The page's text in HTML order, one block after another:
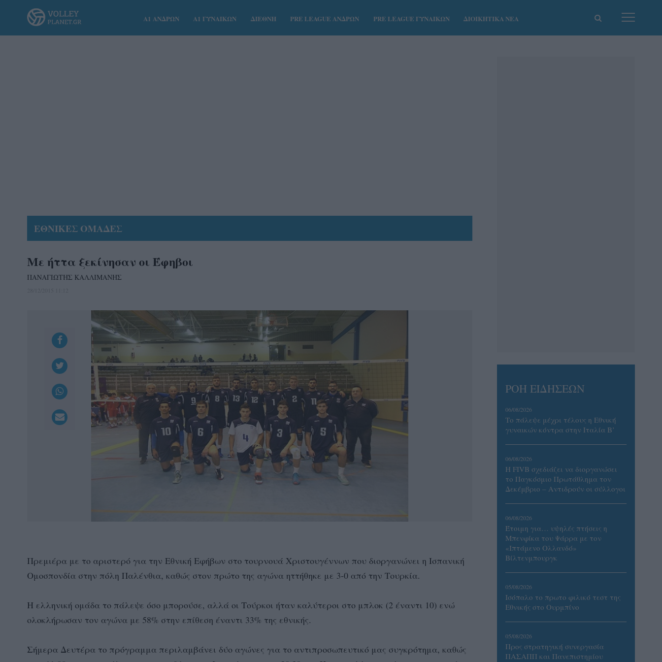
Α1 ΑΝΔΡΩΝ Α1 ΓΥΝΑΙΚΩΝ ΔΙΕΘΝΗ PRE LEAGUE ΑΝΔΡΩΝ PRE LEAGUE ΓΥΝΑΙΚΩΝ ΔΙΟΙΚΗΤΙΚΑ ΝΕΑ
ΕΘΝΙΚΕΣ ΟΜΑΔΕΣ
Με ήττα ξεκίνησαν οι Έφηβοι
ΠΑΝΑΓΙΩΤΗΣ ΚΑΛΛΙΜΑΝΗΣ
Πρεμιέρα με το αριστερό για την Εθνική Εφήβων στο τουρνουά Χριστουγέννων που διοργανώνει η Ισπανική
Ομοσπονδία στην πόλη Παλένθια, καθώς στον πρώτο της αγώνα ηττήθηκε με 3-0 από την Τουρκία.
H ελληνική ομάδα το πάλεψε όσο μπορούσε, αλλά οι Τούρκοι ήταν καλύτεροι στο μπλοκ (2 έναντι 10) ενώ
ολοκλήρωσαν τον αγώνα με 58% στην επίθεση έναντι 33% της εθνικής.
Σήμερα Δευτέρα το πρόγραμμα περιλαμβάνει δύο αγώνες για το αντιπροσωπευτικό μας συγκρότημα, καθώς
ΡΟΗ ΕΙΔΗΣΕΩΝ
06/08/2026
Το πάλεψε μέχρι τέλους η Εθνική
γυναικών κόντρα στην Ιταλία Β’
06/08/2026
Η FIVB σχεδιάζει να διοργανώσει
το Παγκόσμιο Πρωτάθλημα τον
Δεκέμβριο – Αντιδρούν οι σύλλογοι
06/08/2026
Έτοιμη για… υψηλές πτήσεις η
Μπενφίκα του Ψάρρα με τον
«Ιπτάμενο Ολλανδό»
Βίλτενμπουργκ
05/08/2026
Ισόπαλο το πρωτο φιλικό τεστ της
Εθνικής στο Ουρμπίνο
05/08/2026
Προς στρατηγική συνεργασία
ΠΑΣΑΠΠ και Πανεπιστημίου